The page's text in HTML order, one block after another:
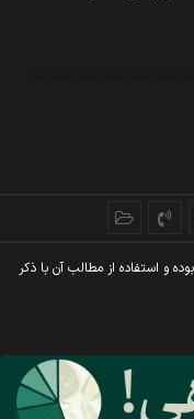
و استفاده از مطالب آن با ذکر